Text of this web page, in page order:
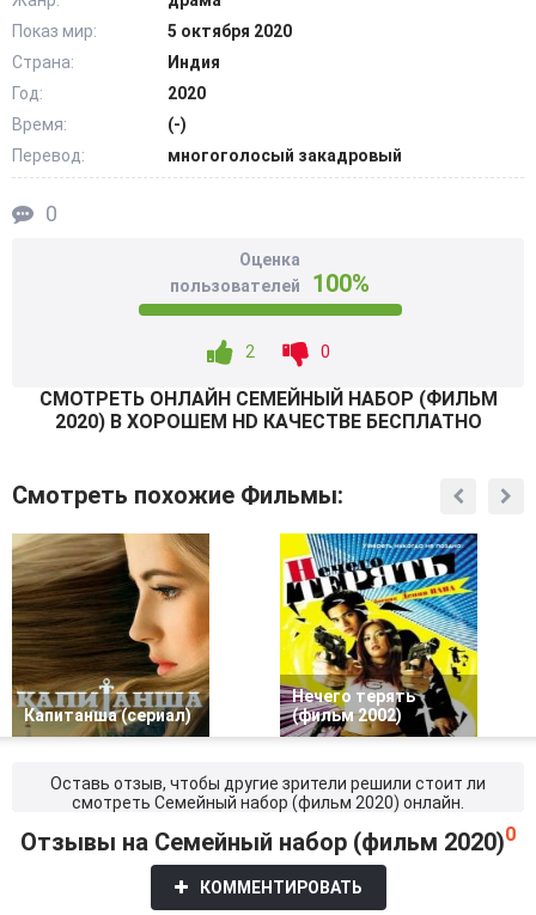
порезче отделаться от конкурентов и обрести
долгожданное и страшно желанное семейное счастье.
Полный дом живых сумасшедших родственники уже
способен свести с ума кого угодно, что говорить про
постоянно присутствующее рядом привидение! Но если
призрачному мужчине помогает божество – его
Показ мир:
5 октября 2020
Страна:
Индия
Год:
2020
Время:
(-)
Перевод:
многоголосый закадровый
0
Оценка
пользователей
100%
2 0
СМОТРEТЬ ОНЛАЙН СЕМЕЙНЫЙ НАБОР (ФИЛЬМ
2020) В ХОРОШЕМ HD КАЧЕСТВЕ БЕСПЛАТНО
Смотреть похожие Фильмы:
Капитанша (сериал)
Нечего терять
(фильм 2002)
Оставь отзыв, чтобы другие зрители решили стоит ли
смотреть Семейный набор (фильм 2020) онлайн.
Отзывы на Семейный набор (фильм 2020)0
КОММЕНТИРОВАТЬ